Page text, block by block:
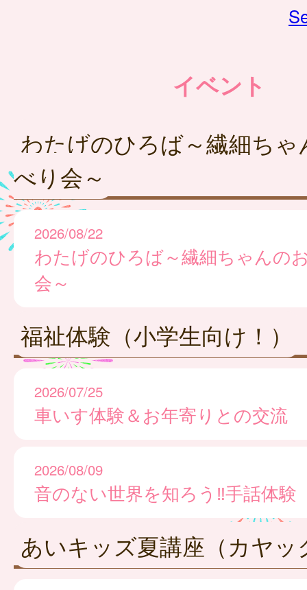
イベント
わたげのひろば～繊細ち
べり会～
2026/08/22
わたげのひろば～繊細ちゃんの
会～
福祉体験（小学生向け！）
2026/07/25
車いす体験＆お年寄りとの交流
2026/08/09
音のない世界を知ろう‼手話体験
あいキッズ夏講座（カヤッ